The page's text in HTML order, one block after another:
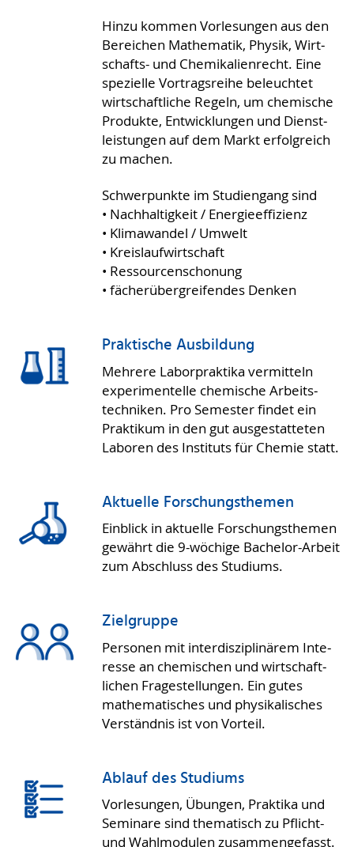
Hinzu kommen Vor­le­sungen aus den
Be­rei­chen Mathe­matik, Physik, Wirt­
schafts- und Chemi­kalien­recht. Eine
spe­zielle Vor­trags­reihe be­leuch­tet
wirt­schaft­liche Regeln, um chemi­sche
Produkte, Ent­wick­lungen und Dienst­
leis­tungen auf dem Markt erfolg­reich
zu machen.
Schwerpunkte im Studiengang sind
• Nachhaltigkeit / Energieeffizienz
• Klimawandel / Umwelt
• Kreislauf­wirtschaft
• Ressourcen­schonung
• fächer­über­greifendes Denken
Praktische Ausbildung
Meh­rere Labor­praktika vermitteln
experi­mentelle che­mi­sche Arbeits­
tech­niken. Pro Se­mes­ter findet ein
Prak­tikum in den gut aus­gestat­teten
Labo­ren des Insti­tuts für Chemie statt.
Aktuelle Forschungsthemen
Einblick in aktuelle For­schungs­the­men
gewährt die 9-wöchige Bache­lor-Arbeit
zum Ab­schluss des Studiums.
Zielgruppe
Personen mit inter­diszipli­närem Inte­
resse an chemi­schen und wirtschaft­
lichen Fra­ge­stel­lun­gen. Ein gutes
mathe­ma­tisches und phy­sika­lisches
Ver­ständ­nis ist von Vor­teil.
Ablauf des Studiums
Vor­le­sungen, Übun­gen, Prak­tika und
Semi­nare sind the­ma­tisch zu Pflicht-
und Wahl­modulen zusam­men­ge­fasst.